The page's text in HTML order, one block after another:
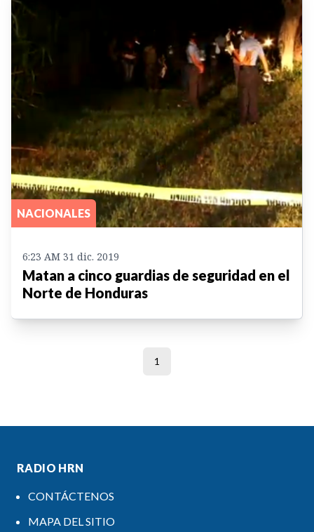
NACIONALES
6:23 AM 31 dic. 2019
Matan a cinco guardias de seguridad en el
Norte de Honduras
1
RADIO HRN
CONTÁCTENOS
MAPA DEL SITIO